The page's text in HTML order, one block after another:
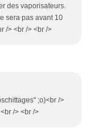
des vaporisateurs.
sera pas avant 10
/> <br /> <br />
;o)<br />
/> <br />